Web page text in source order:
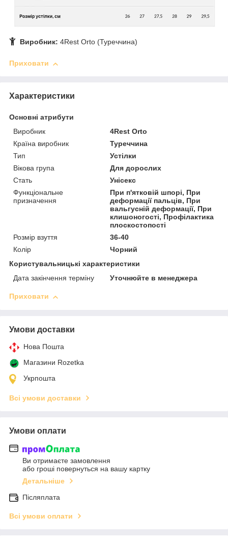
Виробник: 4Rest Orto (Туреччина)
Приховати
Характеристики
Основні атрибути
Виробник
4Rest Orto
Країна виробник
Туреччина
Тип
Устілки
Вікова група
Для дорослих
Стать
Унісекс
Функціональне
призначення
При п'ятковій шпорі, При
деформації пальців, При
вальгусній деформації, При
клишоногості, Профілактика
плоскостопості
Розмір взуття
36-40
Колір
Чорний
Користувальницькі характеристики
Дата закінчення терміну
Уточнюйте в менеджера
Приховати
Умови доставки
Нова Пошта
Магазини Rozetka
Укрпошта
Всі умови доставки
Умови оплати
Ви отримаєте замовлення
або гроші повернуться на вашу картку
Детальніше
Післяплата
Всі умови оплати